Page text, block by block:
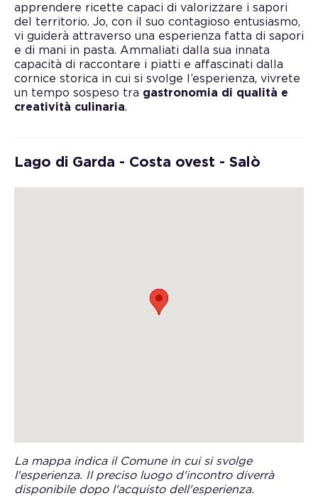
apprendere ricette capaci di valorizzare i sapori
del territorio. Jo, con il suo contagioso entusiasmo,
vi guiderà attraverso una esperienza fatta di sapori
e di mani in pasta. Ammaliati dalla sua innata
capacità di raccontare i piatti e affascinati dalla
cornice storica in cui si svolge l’esperienza, vivrete
un tempo sospeso tra gastronomia di qualità e
creatività culinaria.
Lago di Garda - Costa ovest - Salò
La mappa indica il Comune in cui si svolge
l'esperienza. Il preciso luogo d'incontro diverrà
disponibile dopo l'acquisto dell'esperienza.